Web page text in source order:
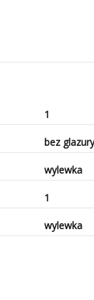
1
bez
wylewka
1
wylewka